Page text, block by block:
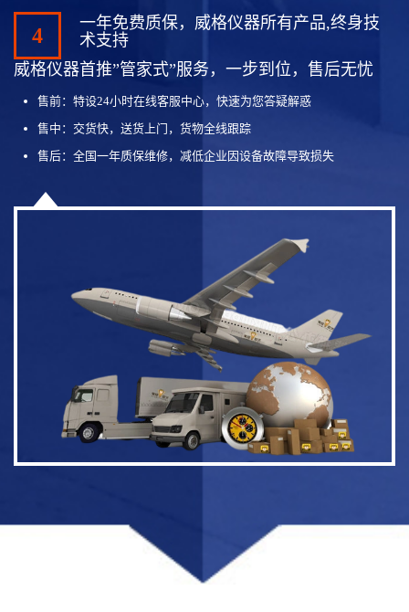
4
一年免费质保，威格仪器所有产品,终身技
术支持
威格仪器首推”管家式”服务，一步到位，售后无忧
售前：特设24小时在线客服中心，快速为您答疑解惑
售中：交货快，送货上门，货物全线跟踪
售后：全国一年质保维修，减低企业因设备故障导致损失